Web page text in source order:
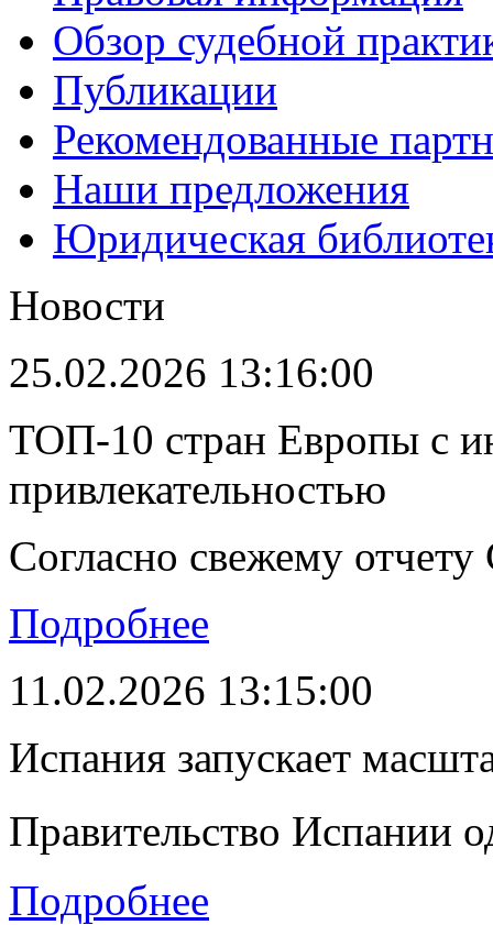
Обзор судебной
Публикации
Рекомендованные
Наши предложения
Юридическая
Новости
25.02.2026 13:16:00
ТОП-10 стран Европы с
привлекательностью
Согласно свежему
Подробнее
11.02.2026 13:15:00
Испания запускает
Правительство Испании
Подробнее